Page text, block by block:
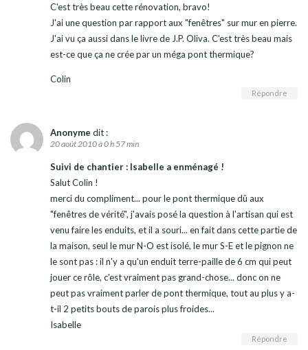
C'est très beau cette rénovation, bravo!
J'ai une question par rapport aux "fenêtres" sur mur en pierre.
J'ai vu ça aussi dans le livre de J.P. Oliva. C'est très beau mais
est-ce que ça ne crée par un méga pont thermique?
Colin
Répondre
Anonyme dit :
20 août 2010 à 0 h 57 min
Suivi de chantier : Isabelle a enménagé !
Salut Colin !
merci du compliment... pour le pont thermique dû aux
"fenêtres de vérité", j'avais posé la question à l'artisan qui est
venu faire les enduits, et il a souri... en fait dans cette partie de
la maison, seul le mur N-O est isolé, le mur S-E et le pignon ne
le sont pas : il n'y a qu'un enduit terre-paille de 6 cm qui peut
jouer ce rôle, c'est vraiment pas grand-chose... donc on ne
peut pas vraiment parler de pont thermique, tout au plus y a-
t-il 2 petits bouts de parois plus froides...
Isabelle
Répondre